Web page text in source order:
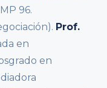
96.
Prof.
en
en